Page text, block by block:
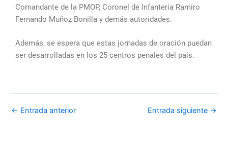
Comandante de la PMOP, Coronel de Infantería Ramiro
Fernando Muñoz Bonilla y demás autoridades.
Además, se espera que estas jornadas de oración puedan
ser desarrolladas en los 25 centros penales del país.
← Entrada anterior Entrada siguiente →